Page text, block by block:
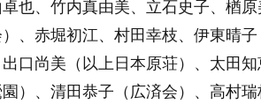
也、竹内真由美、立石史子、楢
、赤堀初江、村田幸枝、伊東晴子
口尚美（以上日本原荘）、太田知
）、清田恭子（広済会）、高村瑞